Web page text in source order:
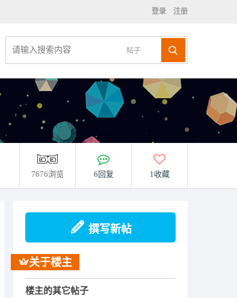
登录 注册
帖子
7676浏览 6回复 1收藏
撰写新帖
关于楼主
楼主的其它帖子